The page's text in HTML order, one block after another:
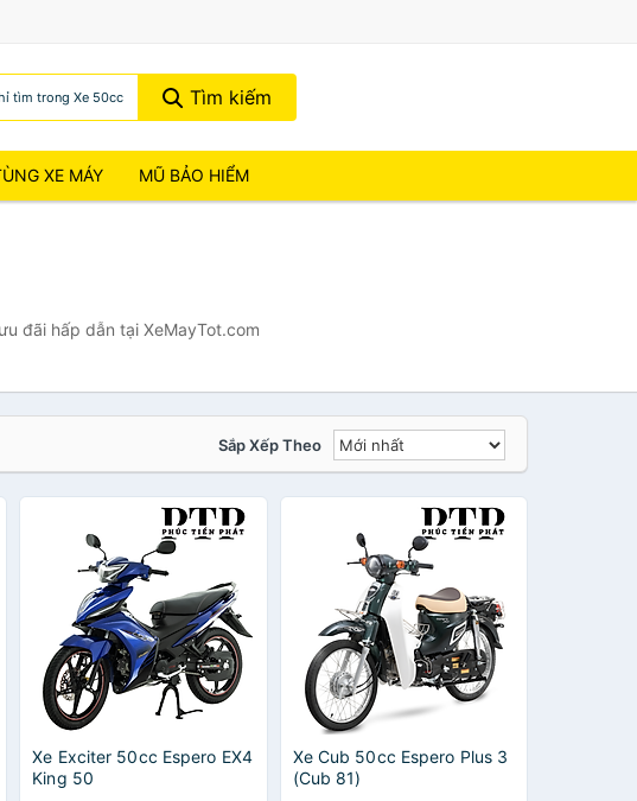
tìm trong Xe 50cc Tìm kiếm
XE MÁY MŨ BẢO HIỂM
đãi hấp dẫn tại XeMayTot.com
Sắp Xếp Theo
Xe Exciter 50cc Espero EX4
King 50
Xe Cub 50cc Espero Plus 3
(Cub 81)